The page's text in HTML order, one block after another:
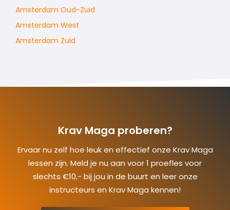
Amsterdam Oud-Zuid
Amsterdam West
Amsterdam Zuid
Krav Maga proberen?
Ervaar nu zelf hoe leuk en effectief onze Krav Maga
lessen zijn. Meld je nu aan voor 1 proefles voor
slechts €10,- bij jou in de buurt en leer onze
instructeurs en Krav Maga kennen!